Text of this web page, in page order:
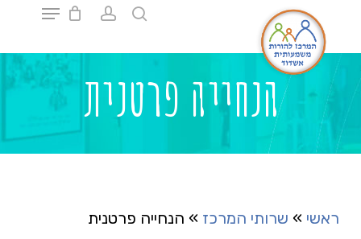
content
הנחייה פרטנית
ראשי » שרותי המרכז » הנחייה פרטנית
Close
Menu